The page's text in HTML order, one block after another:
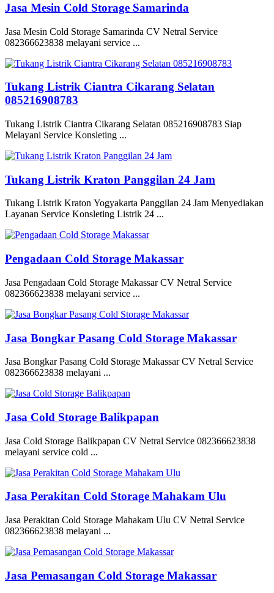
Jasa Mesin Cold Storage Samarinda
Jasa Mesin Cold Storage Samarinda CV Netral Service
082366623838 melayani service ...
Tukang Listrik Ciantra Cikarang Selatan
085216908783
Tukang Listrik Ciantra Cikarang Selatan 085216908783 Siap
Melayani Service Konsleting ...
Tukang Listrik Kraton Panggilan 24 Jam
Tukang Listrik Kraton Yogyakarta Panggilan 24 Jam Menyediakan
Layanan Service Konsleting Listrik 24 ...
Pengadaan Cold Storage Makassar
Jasa Pengadaan Cold Storage Makassar CV Netral Service
082366623838 melayani service ...
Jasa Bongkar Pasang Cold Storage Makassar
Jasa Bongkar Pasang Cold Storage Makassar CV Netral Service
082366623838 melayani ...
Jasa Cold Storage Balikpapan
Jasa Cold Storage Balikpapan CV Netral Service 082366623838
melayani service cold ...
Jasa Perakitan Cold Storage Mahakam Ulu
Jasa Perakitan Cold Storage Mahakam Ulu CV Netral Service
082366623838 melayani ...
Jasa Pemasangan Cold Storage Makassar